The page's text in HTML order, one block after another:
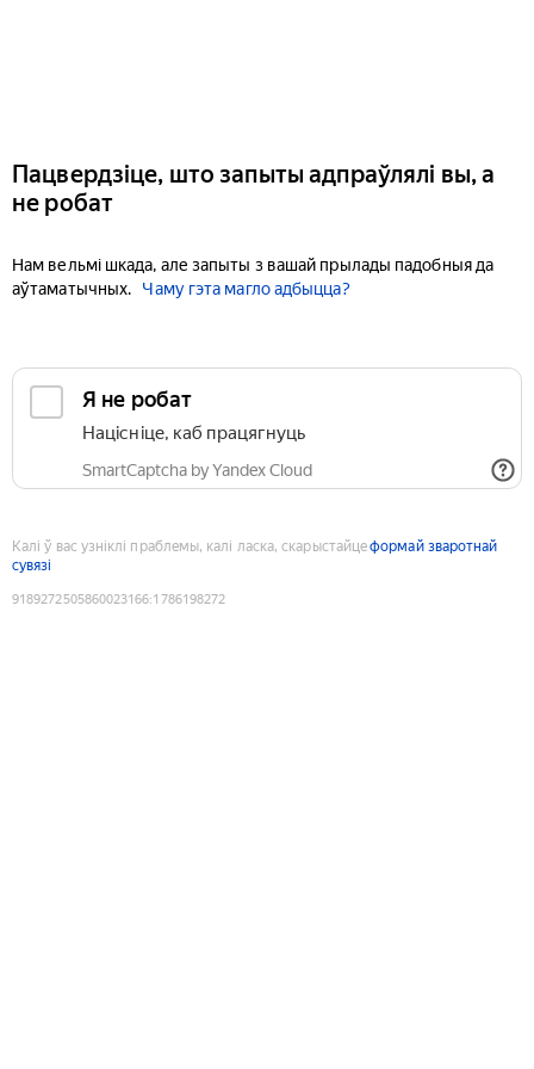
Пацвердзіце, што запыты адпраўлялі вы, а
не робат
Нам вельмі шкада, але запыты з вашай прылады падобныя да
аўтаматычных.
Чаму гэта магло адбыцца?
Я не робат
Націсніце, каб працягнуць
SmartCaptcha by Yandex Cloud
Калі ў вас узніклі праблемы, калі ласка, скарыстайцеформай зваротнай
сувязі
9189272505860023166:1786198272